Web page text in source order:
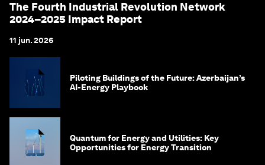
The Fourth Industrial Revolution Network
2024–2025 Impact Report
11 jun. 2026
Piloting Buildings of the Future: Azerbaijan’s
AI-Energy Playbook
Quantum for Energy and Utilities: Key
Opportunities for Energy Transition